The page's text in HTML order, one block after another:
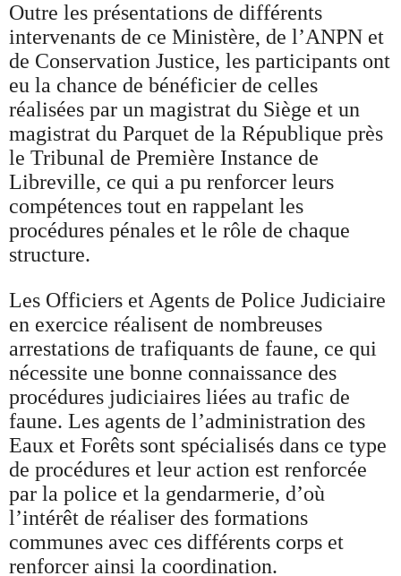
Outre les présentations de différents
intervenants de ce Ministère, de l’ANPN et
de Conservation Justice, les participants ont
eu la chance de bénéficier de celles
réalisées par un magistrat du Siège et un
magistrat du Parquet de la République près
le Tribunal de Première Instance de
Libreville, ce qui a pu renforcer leurs
compétences tout en rappelant les
procédures pénales et le rôle de chaque
structure.
Les Officiers et Agents de Police Judiciaire
en exercice réalisent de nombreuses
arrestations de trafiquants de faune, ce qui
nécessite une bonne connaissance des
procédures judiciaires liées au trafic de
faune. Les agents de l’administration des
Eaux et Forêts sont spécialisés dans ce type
de procédures et leur action est renforcée
par la police et la gendarmerie, d’où
l’intérêt de réaliser des formations
communes avec ces différents corps et
renforcer ainsi la coordination.